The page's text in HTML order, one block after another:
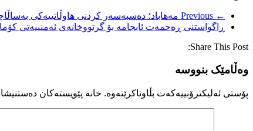
← Previous
مەهاباد؛ دەسبەسەر کردنی هاوڵاتییەکی
ڕاگواستنی ڕەحمەت ئابجامە بۆ گرتووخانەی ئەمنییەتی
Share This Post:
وەڵامێک بنووسە
پۆستی ئەلیکترۆنییەکەت بڵاوناکرێتەوە. خانە پێویستەکان